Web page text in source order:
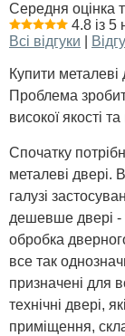
Середня оцінка
4.8 із 5
Всі відгуки
Купити металеві
Проблема
високої якості
Спочатку
металеві двері.
галузі
дешевше двері -
обробка
все так
призначені для
технічні двері,
приміщення,